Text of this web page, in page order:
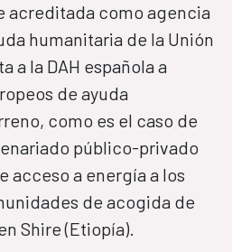
acreditada como agencia
humanitaria de la Unión
a la DAH española a
de ayuda
como es el caso de
público-privado
acceso a energía a los
de acogida de
Shire (Etiopía).